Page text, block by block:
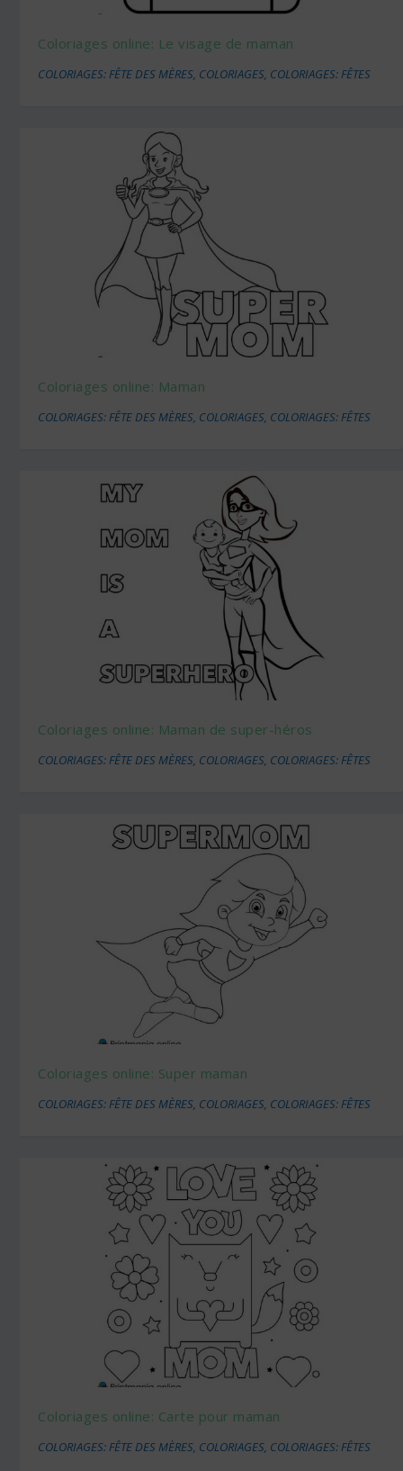
Coloriages online: Le visage de maman
COLORIAGES: FÊTE DES MÈRES, COLORIAGES, COLORIAGES: FÊTES
Coloriages online: Maman
COLORIAGES: FÊTE DES MÈRES, COLORIAGES, COLORIAGES: FÊTES
Coloriages online: Maman de super-héros
COLORIAGES: FÊTE DES MÈRES, COLORIAGES, COLORIAGES: FÊTES
Coloriages online: Super maman
COLORIAGES: FÊTE DES MÈRES, COLORIAGES, COLORIAGES: FÊTES
Coloriages online: Carte pour maman
COLORIAGES: FÊTE DES MÈRES, COLORIAGES, COLORIAGES: FÊTES